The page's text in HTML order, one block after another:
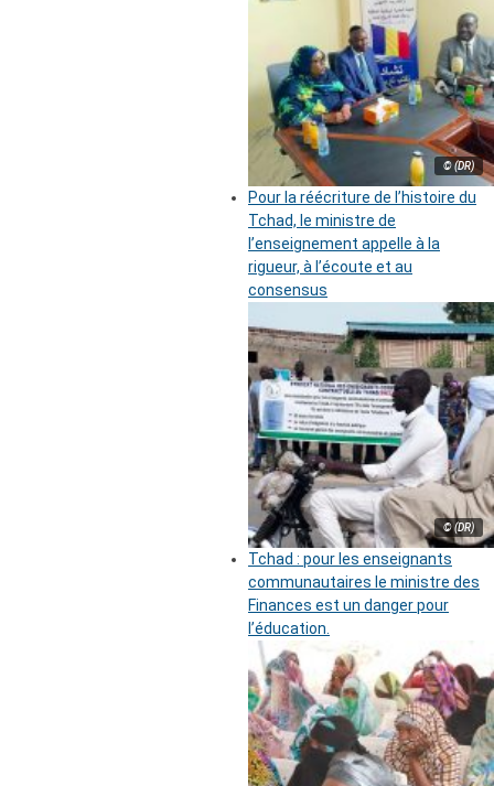
© (DR)
Pour la réécriture de l’histoire du
Tchad, le ministre de
l’enseignement appelle à la
rigueur, à l’écoute et au
consensus
© (DR)
Tchad : pour les enseignants
communautaires le ministre des
Finances est un danger pour
l’éducation.